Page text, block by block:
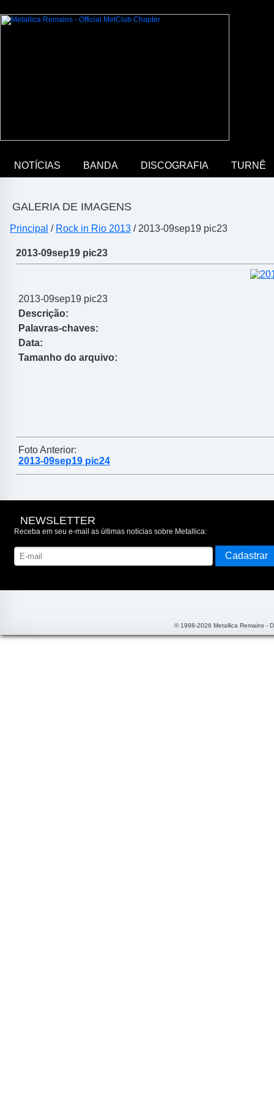
NOTÍCIAS BANDA DISCOGRAFIA TURNÊ
GALERIA DE IMAGENS
Principal / Rock in Rio 2013 / 2013-09sep19 pic23
2013-09sep19 pic23
2013-09sep19 pic23
Descrição:
Palavras-chaves:
Data:
Tamanho do arquivo:
Foto Anterior:
2013-09sep19 pic24
NEWSLETTER
Receba em seu e-mail as últimas notícias sobre Metallica:
© 1998-2026 Metallica Remains -